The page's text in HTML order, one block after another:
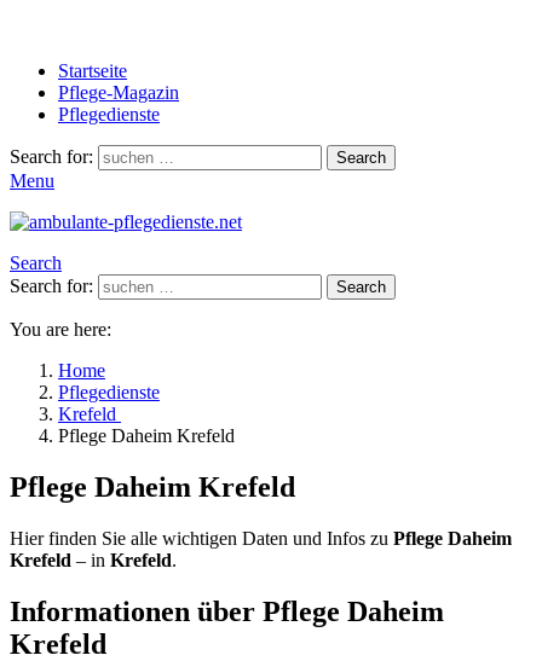
Startseite
Pflege-Magazin
Pflegedienste
Search for: Search
Menu
Search
Search for:
Search
You are here:
Home
Pflegedienste
Krefeld
Pflege Daheim Krefeld
Pflege Daheim Krefeld
Hier finden Sie alle wichtigen Daten und Infos zu Pflege Daheim
Krefeld – in Krefeld.
Informationen über Pflege Daheim
Krefeld